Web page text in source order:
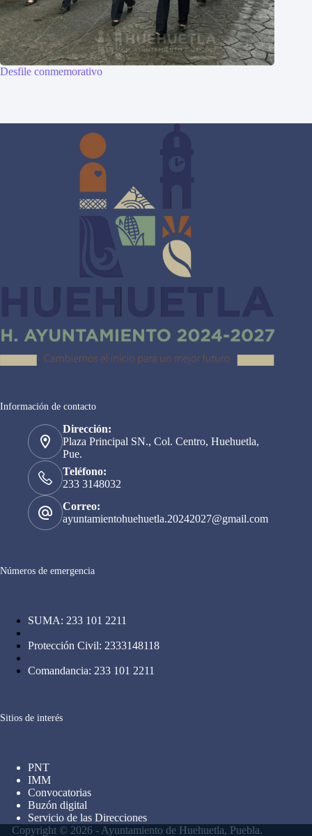
Desfile conmemorativo
Información de contacto
Dirección:
Plaza Principal SN., Col. Centro, Huehuetla,
Pue.
Teléfono:
233 3148032
Correo:
ayuntamientohuehuetla.20242027@gmail.com
Números de emergencia
SUMA: 233 101 2211
Protección Civil: 2333148118
Comandancia: 233 101 2211
Sitios de interés
PNT
IMM
Convocatorias
Buzón digital
Servicio de las Direcciones
Copyright © 2026 - Ayuntamiento de Huehuetla, Puebla.